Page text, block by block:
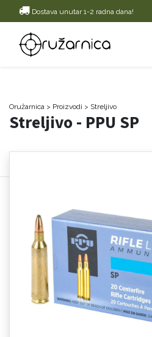
Dostava unutar 1-2 radna dana!
Oružarnica > Proizvodi > Streljivo
Streljivo - PPU SP